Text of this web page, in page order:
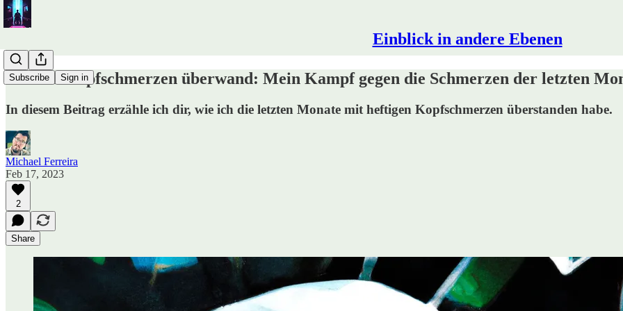
Einblick in andere Ebenen
Subscribe Sign in
Wie ich Kopfschmerzen überwand: Mein Kampf gegen die Schmerzen der letzten
In diesem Beitrag erzähle ich dir, wie ich die letzten Monate mit heftigen Kopfschmerzen überstanden habe.
Michael Ferreira
Feb 17, 2023
2
Share